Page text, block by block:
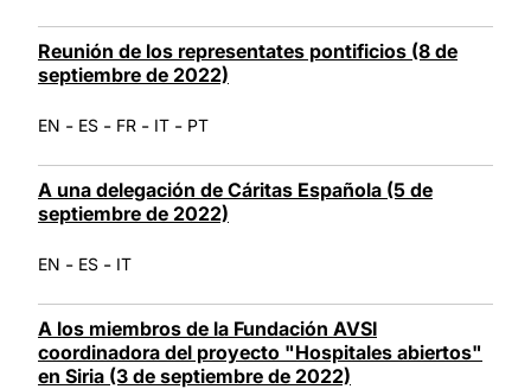
Reunión de los representates pontificios (8 de
septiembre de 2022)
EN - ES - FR - IT - PT
A una delegación de Cáritas Española (5 de
septiembre de 2022)
EN - ES - IT
A los miembros de la Fundación AVSI
coordinadora del proyecto "Hospitales abiertos"
en Siria (3 de septiembre de 2022)